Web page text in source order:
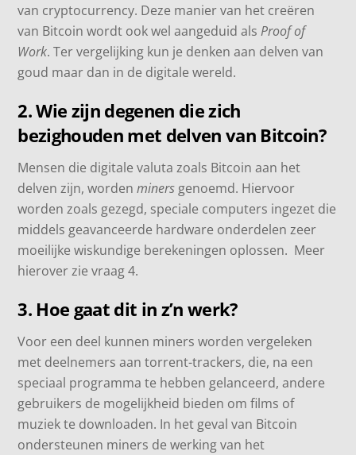
van cryptocurrency. Deze manier van het creëren
van Bitcoin wordt ook wel aangeduid alsProof of
Work. Ter vergelijking kun je denken aan delven van
goud maar dan in de digitale wereld.
2. Wie zijn degenen die zich
bezighouden met delven van Bitcoin?
Mensen die digitale valuta zoals Bitcoin aan het
delven zijn, wordenminers genoemd. Hiervoor
worden zoals gezegd, speciale computers ingezet die
middels geavanceerde hardware onderdelen zeer
moeilijke wiskundige berekeningen oplossen. Meer
hierover zie vraag 4.
3. Hoe gaat dit in z’n werk?
Voor een deel kunnen miners worden vergeleken
met deelnemers aan torrent-trackers, die, na een
speciaal programma te hebben gelanceerd, andere
gebruikers de mogelijkheid bieden om films of
muziek te downloaden. In het geval van Bitcoin
ondersteunen miners de werking van het